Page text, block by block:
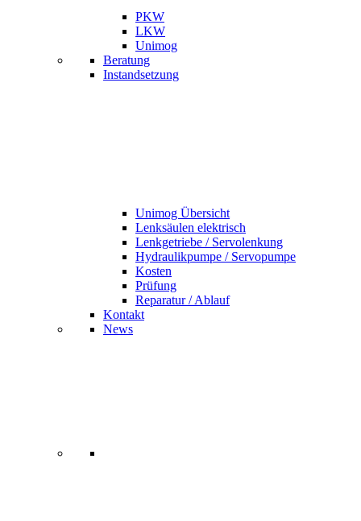
PKW
LKW
Unimog
Beratung
Instandsetzung
Unimog Übersicht
Lenksäulen elektrisch
Lenkgetriebe / Servolenkung
Hydraulikpumpe / Servopumpe
Kosten
Prüfung
Reparatur / Ablauf
Kontakt
News